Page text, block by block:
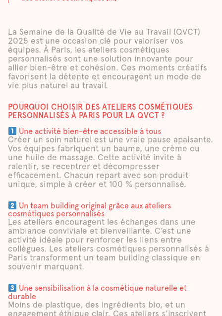
La Semaine de la Qualité de Vie au Travail (QVCT)
2025 est une occasion clé pour valoriser vos
équipes. À Paris, les ateliers cosmétiques
personnalisés sont une solution innovante pour
allier bien-être et cohésion. Ces moments créatifs
favorisent la détente et encouragent un mode de
vie plus naturel au travail.
POURQUOI CHOISIR DES ATELIERS COSMÉTIQUES
PERSONNALISÉS À PARIS POUR LA QVCT ?
Une activité bien-être accessible à tous
Créer un soin naturel est une vraie pause apaisante.
Vos équipes fabriquent un baume, une crème ou
une huile de massage. Cette activité invite à
ralentir, se recentrer et décompresser
efficacement. Chacun repart avec son produit
unique, simple à créer et 100 % personnalisé.
Un team building original grâce aux ateliers
cosmétiques personnalisés
Les ateliers encouragent les échanges dans une
ambiance conviviale et bienveillante. C’est une
activité idéale pour renforcer les liens entre
collègues. Les ateliers cosmétiques personnalisés à
Paris transforment un team building classique en
souvenir marquant.
Une sensibilisation à la cosmétique naturelle et
durable
Moins de plastique, des ingrédients bio, et un
engagement éthique clair. Ces ateliers s’inscrivent